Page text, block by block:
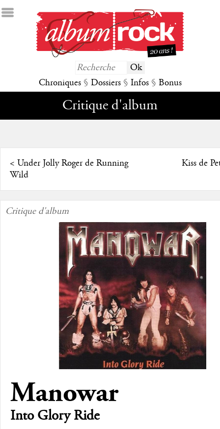
Chroniques § Dossiers § Infos § Bonus
Critique d'album
< Under Jolly Roger de Running
Wild
Kiss de
Critique d'album
Manowar
Into Glory Ride